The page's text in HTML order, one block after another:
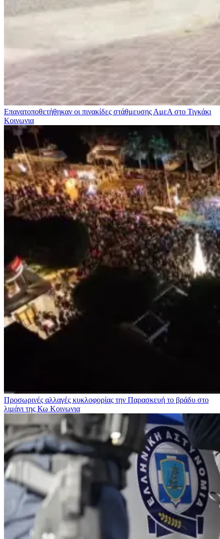
Επανατοποθετήθηκαν οι πινακίδες στάθμευσης ΑμεΑ στο Τιγκάκι
Κοινωνια
Προσωρινές αλλαγές κυκλοφορίας την Παρασκευή το βράδυ στο
λιμάνι της Κω Κοινωνια